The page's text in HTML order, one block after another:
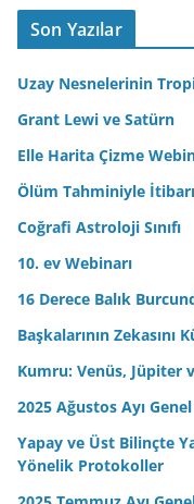
d
r
i
n
Son Yazılar
Uzay Nesnelerinin
Grant Lewi ve Satürn
Elle Harita Çizme
Ölüm Tahminiyle
Coğrafi Astroloji Sınıfı
10. ev Webinarı
16 Derece Balık
Başkalarının Zekasını
Kumru: Venüs, Jüpiter
2025 Ağustos Ayı
Yapay ve Üst Bilinçte
Yönelik Protokoller